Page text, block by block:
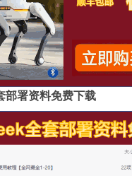
部署资料免费下载